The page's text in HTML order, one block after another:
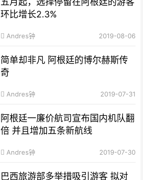
环比增长2.3%
Andres钟 2019-08-06
简单却非凡 阿根廷的博尔赫斯传
奇
Andres钟 2019-07-31
阿根廷一廉价航司宣布国内机队翻
倍 并且增加五条新航线
Andres钟 2019-07-30
巴西旅游部多举措吸引游客 拟对